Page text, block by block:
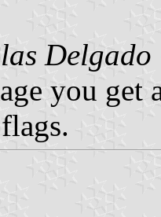
you